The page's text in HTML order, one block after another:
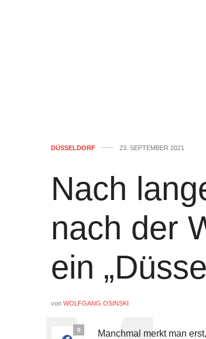
DÜSSELDORF 23. SEPTEMBER 2021
Nach
nach der
ein
von WOLFGANG OSINSKI
0
Manchmal merkt man